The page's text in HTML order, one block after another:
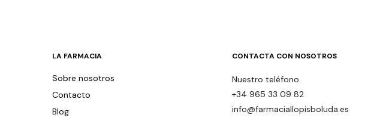
LA FARMACIA
Sobre nosotros
Contacto
Blog
CONTACTA CON NOSOTROS
Nuestro teléfono
+34 965 33 09 82
info@farmaciallopisboluda.es